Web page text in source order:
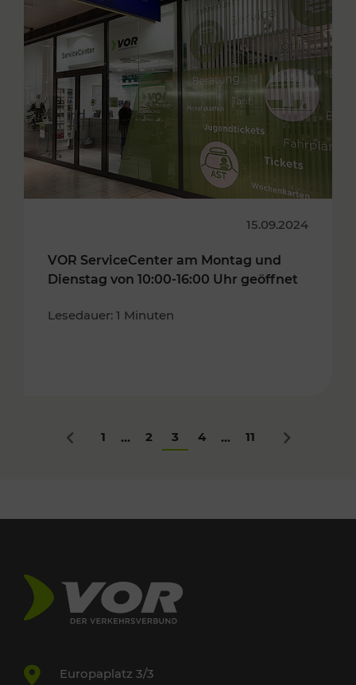
15.09.2024
VOR ServiceCenter am Montag und
Dienstag von 10:00-16:00 Uhr geöffnet
Lesedauer: 1 Minuten
Zurück
1 ... 2 3 4 ... 11 Nächstes
Europaplatz 3/3